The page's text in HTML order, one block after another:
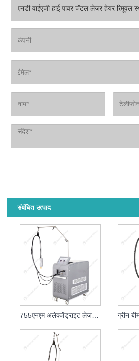
संबंधित उत्पाद
755एनएम अलेक्जेंड्राइट लेजर हेयर रिमूवल सौंदर्य उपकरण